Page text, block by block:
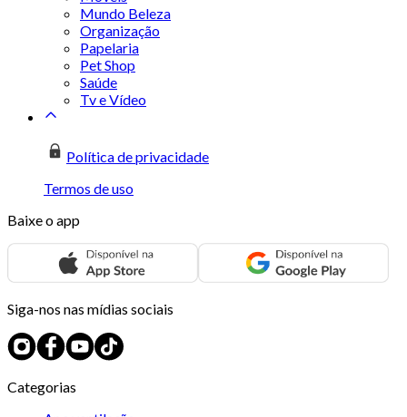
Mundo Beleza
Organização
Papelaria
Pet Shop
Saúde
Tv e Vídeo
Política de privacidade
Termos de uso
Baixe o app
Siga-nos nas mídias sociais
Categorias